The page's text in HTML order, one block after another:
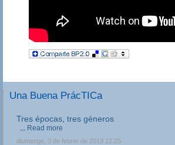
Una Buena PrácTICa
Tres épocas, tres géneros
... Read more
diumenge, 3 de febrer de 2013 12:25
III Jornadas de movilidad europea en
Formación Profesional
Las III Jornadas Erasmus y Leonardo en